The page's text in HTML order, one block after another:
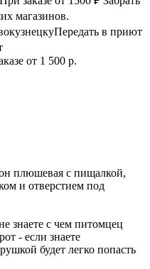
магазинов.
Передать в приют
от 1 500 р.
плюшевая с пищалкой,
и отверстием под
знаете с чем питомцец
- если знаете
будет легко попасть